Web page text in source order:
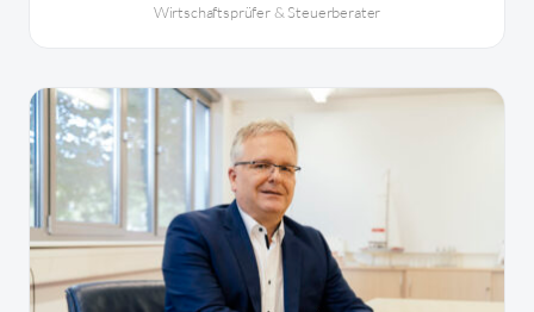
Wirtschaftsprüfer & Steuerberater